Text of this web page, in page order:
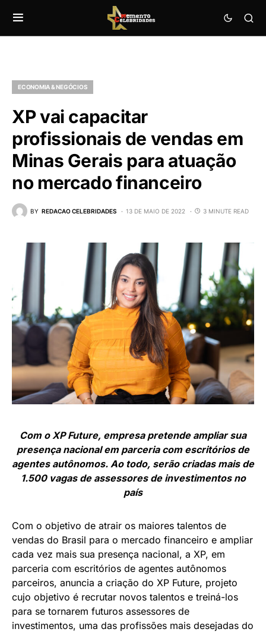
ECONOMIA & NEGÓCIOS
XP vai capacitar
profissionais de vendas em
Minas Gerais para atuação
no mercado financeiro
BY REDACAO CELEBRIDADES 13 DE MAIO DE 2022 3 MINUTE READ
Com o XP Future, empresa pretende ampliar sua
presença nacional em parceria com escritórios de
agentes autônomos. Ao todo, serão criadas mais de
1.500 vagas de assessores de investimentos no
país
Com o objetivo de atrair os maiores talentos de
vendas do Brasil para o mercado financeiro e ampliar
cada vez mais sua presença nacional, a XP, em
parceria com escritórios de agentes autônomos
parceiros, anuncia a criação do XP Future, projeto
cujo objetivo é recrutar novos talentos e treiná-los
para se tornarem futuros assessores de
investimentos, uma das profissões mais desejadas do